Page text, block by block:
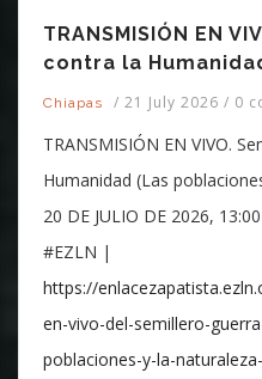
TRANSMISIÓN EN
contra la
Chiapas / 21 July 2026 / 0
TRANSMISIÓN EN VIVO.
Humanidad (Las
20 DE JULIO DE 2026,
#EZLN |
https://
en-vivo-del-semillero-
poblaciones-y-la-